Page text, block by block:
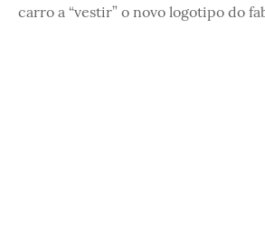
carro a “vestir” o novo logotipo do